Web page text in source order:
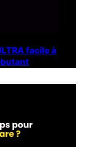
facile à